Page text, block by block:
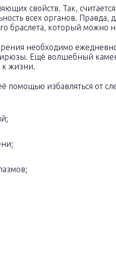
свойств. Так,
всех органов. Правда,
браслета, который можно
необходимо
Ещё волшебный
жизни.
помощью избавляться от